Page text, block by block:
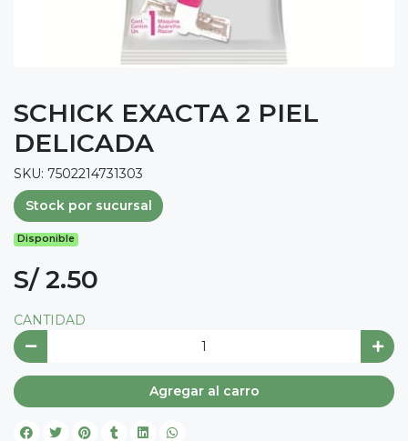
SCHICK EXACTA 2 PIEL
DELICADA
SKU: 7502214731303
Stock por sucursal
Disponible
S/ 2.50
CANTIDAD
Agregar al carro